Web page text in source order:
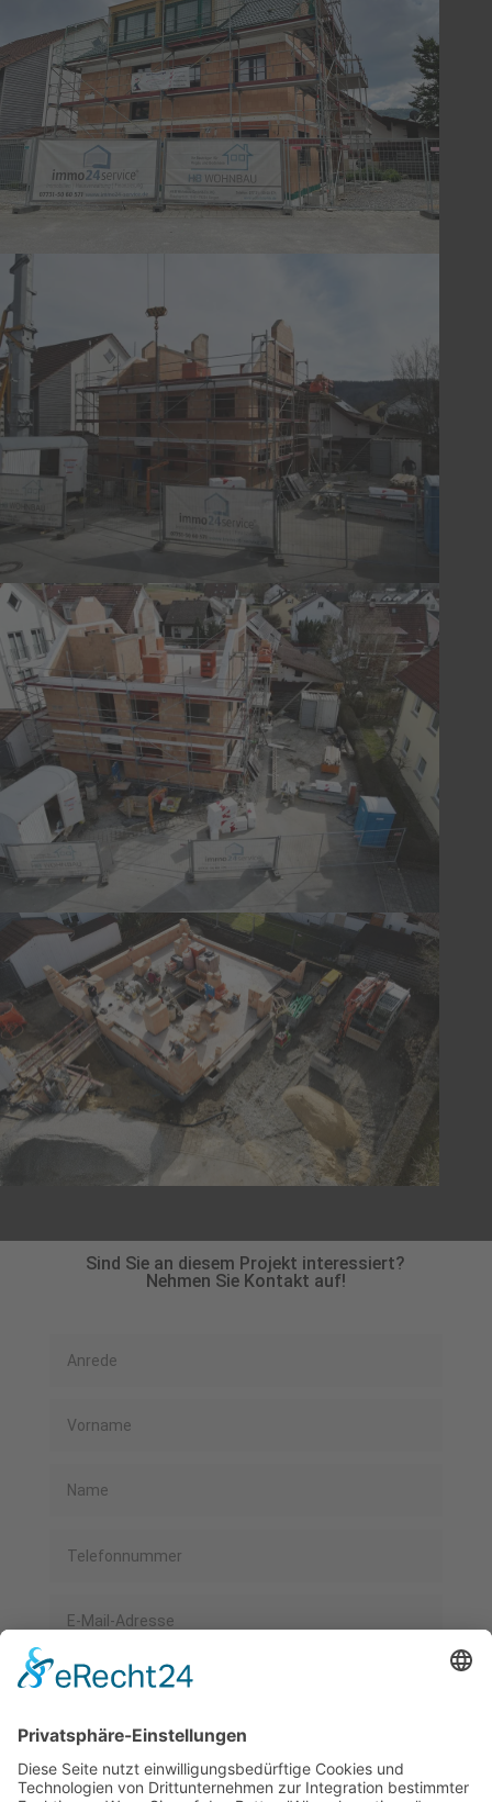
Sind Sie an diesem Projekt interessiert?
Nehmen Sie Kontakt auf!